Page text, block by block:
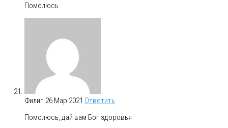
Помолюсь
Филип 26 Мар 2021 Ответить
Помолюсь, дай вам Бог здоровья